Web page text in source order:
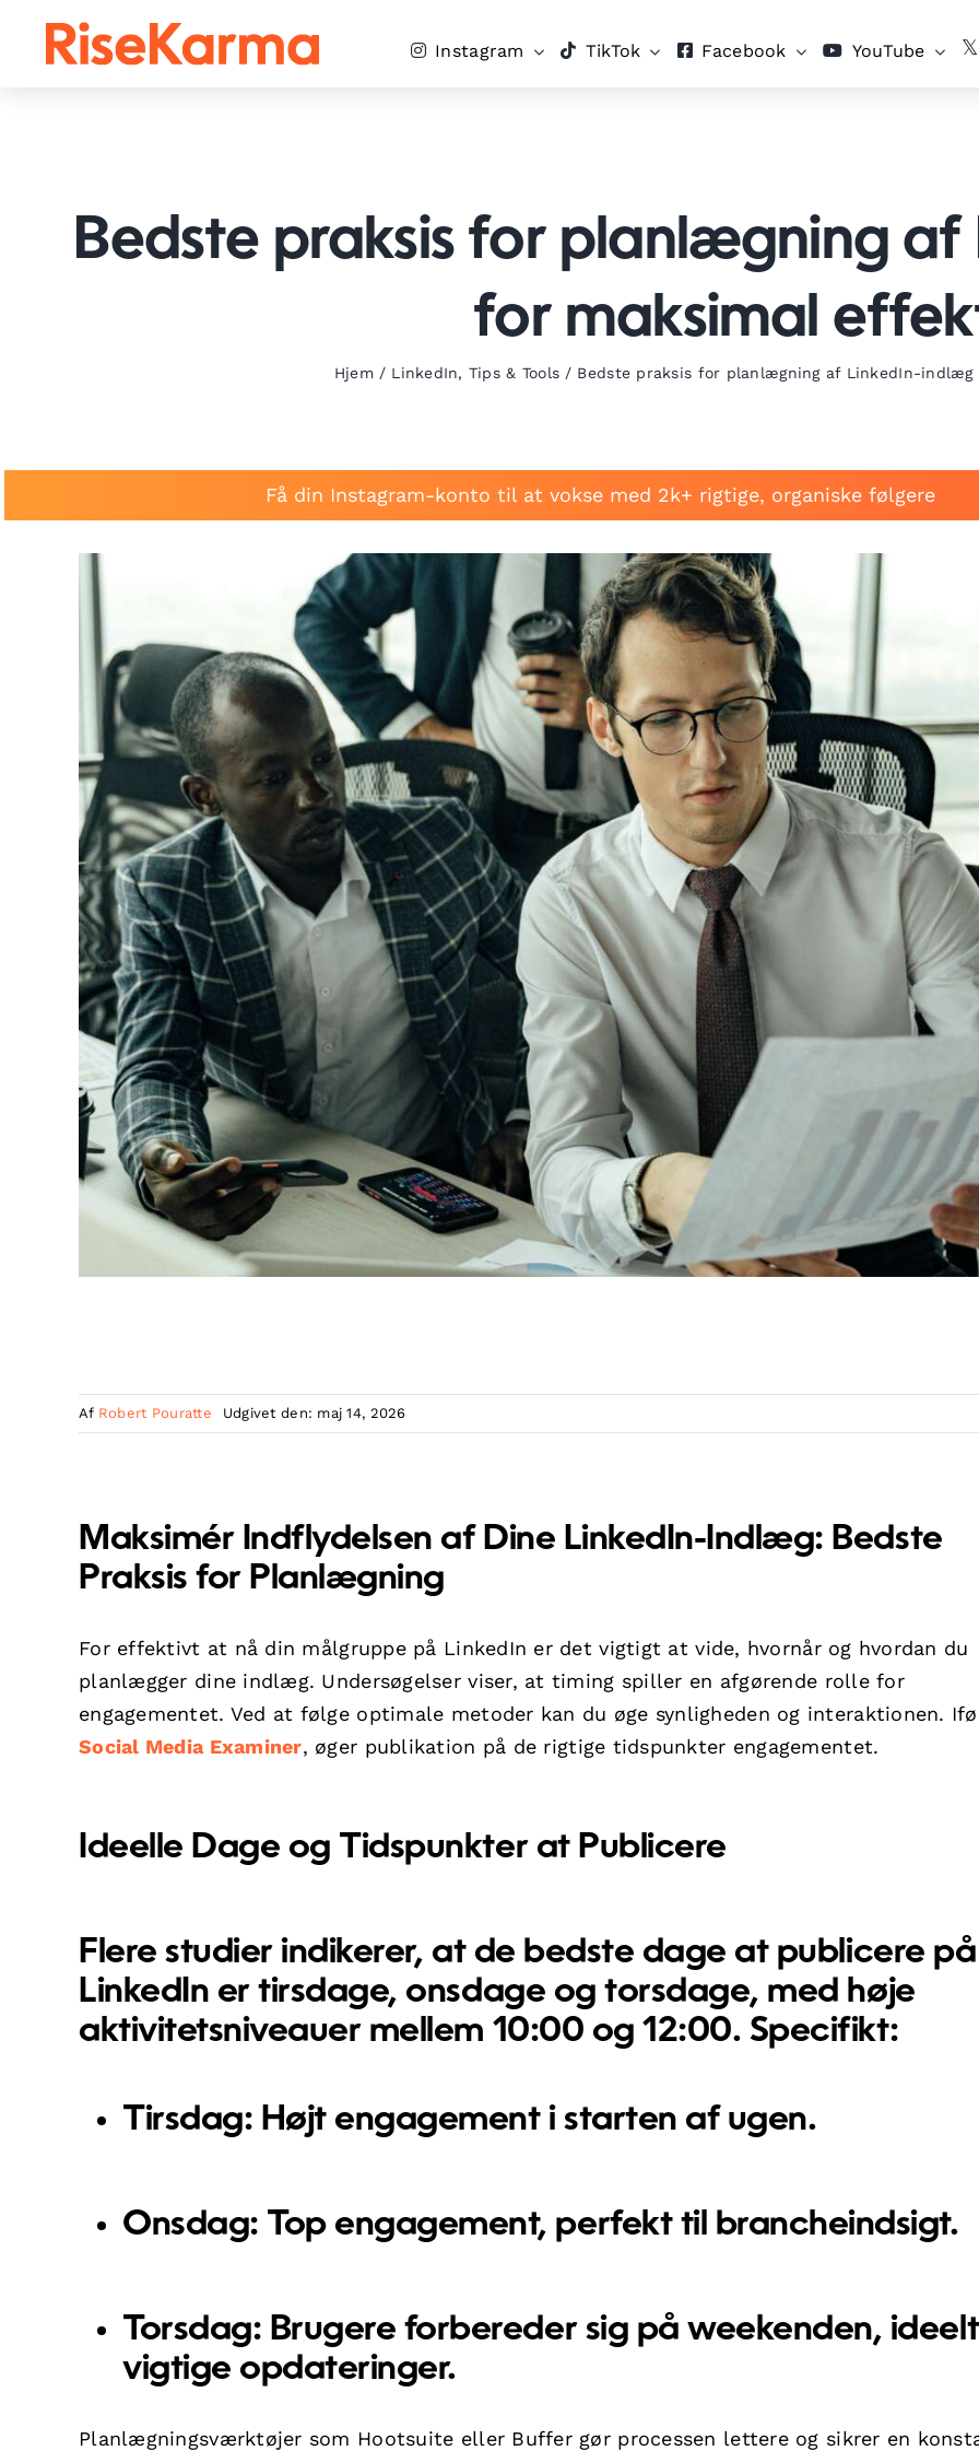
Instagram TikTok Facebook YouTube
Bedste praksis for planlægning
for maksimal
Hjem / LinkedIn, Tips & Tools / Bedste praksis for planlægning af LinkedIn-
Få din Instagram-konto til at vokse med 2k+ rigtige, organiske følgere
Af Robert Pouratte Udgivet den: maj 14, 2026
Maksimér Indflydelsen af Dine LinkedIn-Indlæg: Bedste
Praksis for Planlægning
For effektivt at nå din målgruppe på LinkedIn er det vigtigt at vide, hvornår og hvordan du
planlægger dine indlæg. Undersøgelser viser, at timing spiller en afgørende rolle for
engagementet. Ved at følge optimale metoder kan du øge synligheden og interaktionen.
Social Media Examiner, øger publikation på de rigtige tidspunkter engagementet.
Ideelle Dage og Tidspunkter at Publicere
Flere studier indikerer, at de bedste dage at publicere på
LinkedIn ertirsdage, onsdage og torsdage, med høje
aktivitetsniveauer mellem 10:00 og 12:00. Specifikt:
Tirsdag: Højt engagement i starten af ugen.
Onsdag: Top engagement, perfekt til brancheindsigt.
Torsdag: Brugere forbereder sig på weekenden,
vigtige opdateringer.
Planlægningsværktøjer som Hootsuite eller Buffer gør processen lettere og sikrer en